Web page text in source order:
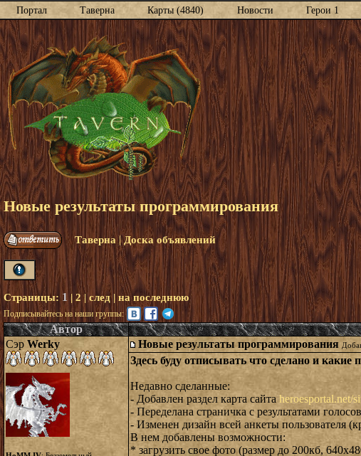
Портал Таверна Карты (4840) Новости Герои 1
Новые результаты программирования
Таверна|Доска объявлений
Страницы: 1 | 2 | след| на последнюю
Подписывайтесь на наши группы:
Автор
Сэр Werky Новые результаты программирования
Здесь буду отписывать что сделано и какие
Недавно сделанные:
- Добавлен раздел карта сайта heroesportal.net/
- Переделана страничка с результатами
- Изменен дизайн всей анкеты пользователя
В нем добавлены возможности:
* загрузить свое фото (размер до 200кб,